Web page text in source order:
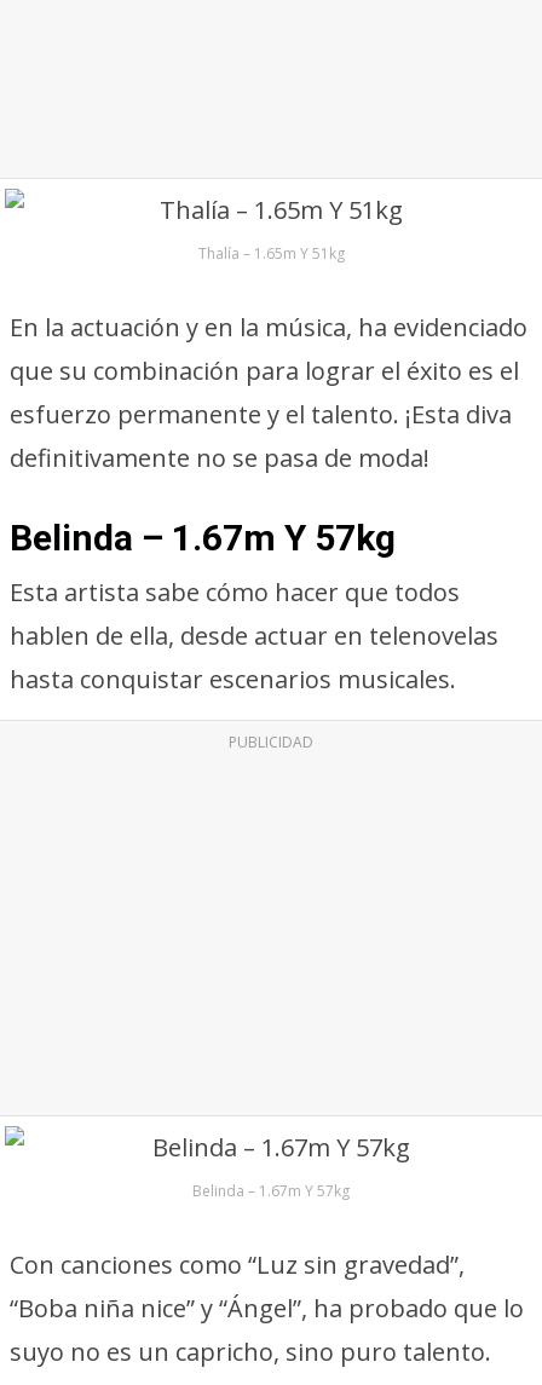
Thalía – 1.65m Y 51kg
En la actuación y en la música, ha evidenciado
que su combinación para lograr el éxito es el
esfuerzo permanente y el talento. ¡Esta diva
definitivamente no se pasa de moda!
Belinda – 1.67m Y 57kg
Esta artista sabe cómo hacer que todos
hablen de ella, desde actuar en telenovelas
hasta conquistar escenarios musicales.
PUBLICIDAD
Belinda – 1.67m Y 57kg
Con canciones como “Luz sin gravedad”,
“Boba niña nice” y “Ángel”, ha probado que lo
suyo no es un capricho, sino puro talento.